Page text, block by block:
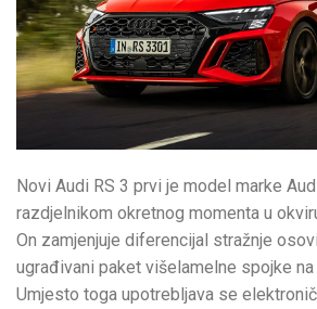
Novi Audi RS 3 prvi je model marke
razdjelnikom okretnog momenta u
On zamjenjuje diferencijal stražnje
ugrađivani paket višelamelne spojke
Umjesto toga upotrebljava se